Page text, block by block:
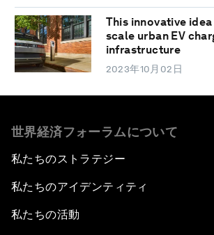
This innovative
scale urban EV
infrastructure
2023年10月02日
世界経済フォーラムについて
私たちのストラテジー
私たちのアイデンティティ
私たちの活動